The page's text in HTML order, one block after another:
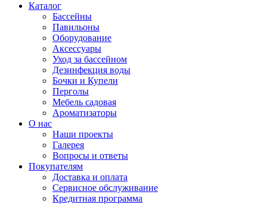
Каталог
Бассейны
Павильоны
Оборудование
Аксессуары
Уход за бассейном
Дезинфекция воды
Бочки и Купели
Перголы
Мебель садовая
Ароматизаторы
О нас
Наши проекты
Галерея
Вопросы и ответы
Покупателям
Доставка и оплата
Сервисное обслуживание
Кредитная программа